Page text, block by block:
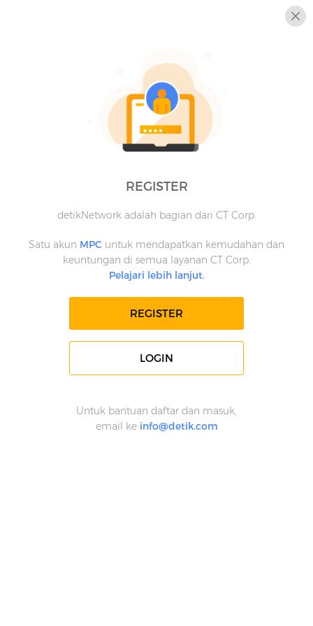
REGISTER
detikNetwork adalah bagian dari CT Corp.
Satu akun MPC untuk mendapatkan kemudahan dan
keuntungan di semua layanan CT Corp.
Pelajari lebih lanjut.
REGISTER
LOGIN
Untuk bantuan daftar dan masuk,
email ke info@detik.com